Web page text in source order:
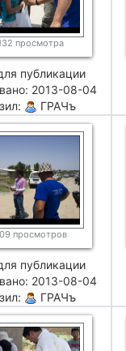
просмотра
публикации
2013-08-04
ГРАЧъ
просмотров
публикации
2013-08-04
ГРАЧъ